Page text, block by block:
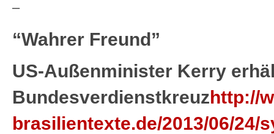
–
“Wahrer Freund”
US-Außenminister Kerry
Bundesverdienstkreuzhttp://
brasilientexte.de/2013/06/24/